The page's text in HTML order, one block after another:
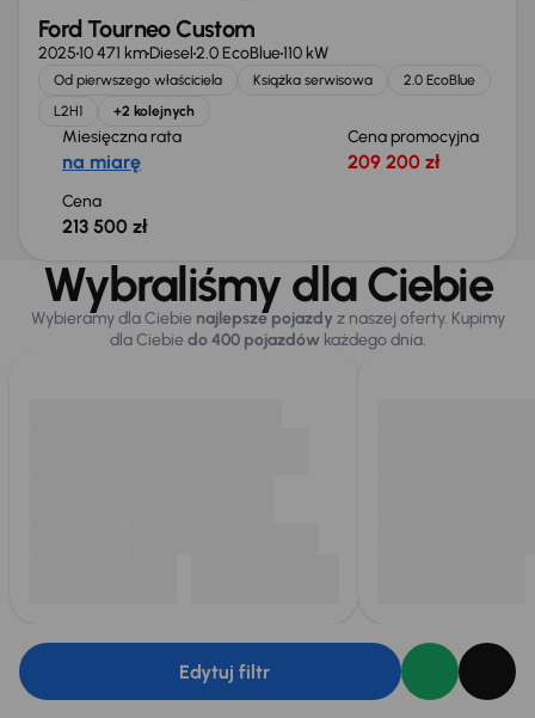
Ford Tourneo Custom
202510 471 kmDiesel2.0 EcoBlue110 kW
Od pierwszego właściciela Książka serwisowa
2.0 EcoBlue
L2H1
+2 kolejnych
Miesięczna rata
na miarę
Cena promocyjna
209 200 zł
Cena
213 500 zł
Wybraliśmy dla Ciebie
Wybieramy dla Ciebie najlepsze pojazdy z naszej oferty. Kupimy
dla Ciebiedo 400 pojazdówkażdego dnia.
Edytuj filtr